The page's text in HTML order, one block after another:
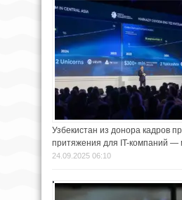
Узбекистан из донора кадров
притяжения для IT-компаний —
24.09.2025 06:10